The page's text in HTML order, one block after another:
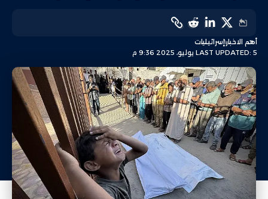
LAST UPDATED: 5 يوليو، 2025 9:36 م
أهم الاخبارإسرائيليات